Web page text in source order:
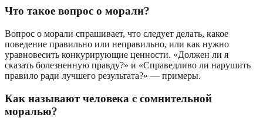
Что такое вопрос о морали?
Вопрос о морали спрашивает, что следует делать, какое
поведение правильно или неправильно, или как нужно
уравновесить конкурирующие ценности. «Должен ли я
сказать болезненную правду?» и «Справедливо ли нарушить
правило ради лучшего результата?» — примеры.
Как называют человека с сомнительной
моралью?